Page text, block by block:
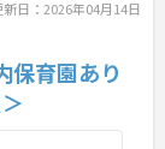
新日：2026年04月14日
保育園あり